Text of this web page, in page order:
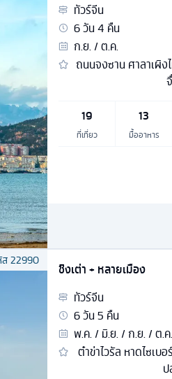
ทัวร์จีน
6วัน4 คืน
ก.ย. / ต.ค.
ถนนจงซาน ศาลาเผิง
19
ที่เที่ยว
13
มื้ออาหาร
22990
ชิงเต่า + หลายเมือง
ทัวร์จีน
6วัน5 คืน
พ.ค. / มิ.ย. / ก.ย. / ต.ค.
ต๋าข่าไวรัล หาดไซเบ